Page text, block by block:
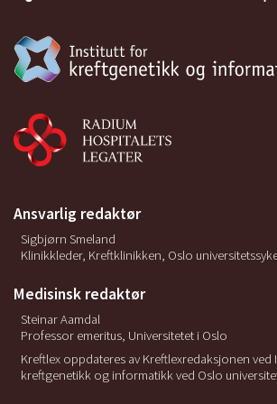
Ansvarlig redaktør
Sigbjørn Smeland
Klinikkleder, Kreftklinikken, Oslo
Medisinsk redaktør
Steinar Aamdal
Professor emeritus, Universitetet i Oslo
Kreftlex oppdateres av Kreftlexredaksjonen ved
kreftgenetikk og informatikk ved Oslo